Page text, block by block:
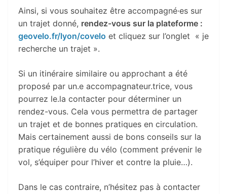
Ainsi, si vous souhaitez être accompagné·es sur
un trajet donné, rendez-vous sur la plateforme :
geovelo.fr/lyon/covelo et cliquez sur l’onglet « je
recherche un trajet ».
Si un itinéraire similaire ou approchant a été
proposé par un.e accompagnateur.trice, vous
pourrez le.la contacter pour déterminer un
rendez-vous. Cela vous permettra de partager
un trajet et de bonnes pratiques en circulation.
Mais certainement aussi de bons conseils sur la
pratique régulière du vélo (comment prévenir le
vol, s’équiper pour l’hiver et contre la pluie…).
Dans le cas contraire, n’hésitez pas à contacter